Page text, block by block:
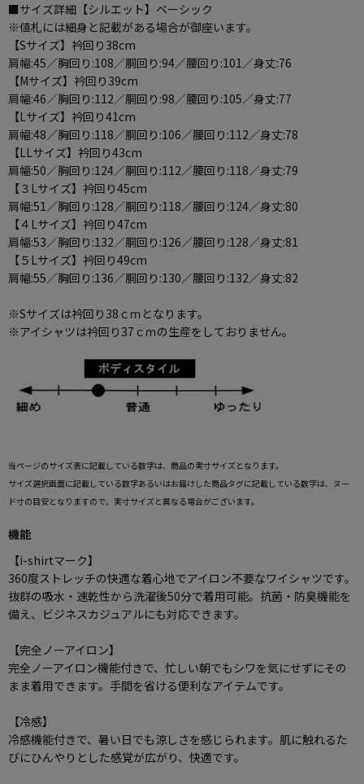
■サイズ詳細【シルエット】ベーシック
※値札には細身と記載がある場合が御座います。
【Sサイズ】衿回り38cm
肩幅:45／胸回り:108／胴回り:94／腰回り:101／身丈:76
【Mサイズ】衿回り39cm
肩幅:46／胸回り:112／胴回り:98／腰回り:105／身丈:77
【Lサイズ】衿回り41cm
肩幅:48／胸回り:118／胴回り:106／腰回り:112／身丈:78
【LLサイズ】衿回り43cm
肩幅:50／胸回り:124／胴回り:112／腰回り:118／身丈:79
【３Lサイズ】衿回り45cm
肩幅:51／胸回り:128／胴回り:118／腰回り:124／身丈:80
【４Lサイズ】衿回り47cm
肩幅:53／胸回り:132／胴回り:126／腰回り:128／身丈:81
【５Lサイズ】衿回り49cm
肩幅:55／胸回り:136／胴回り:130／腰回り:132／身丈:82
※Sサイズは衿回り38ｃｍとなります。
※アイシャツは衿回り37ｃｍの生産をしておりません。
当ページのサイズ表に記載している数字は、商品の実寸サイズとなります。
サイズ選択画面に記載している数字あるいはお届けした商品タグに記載している数字は、ヌー
ド寸の目安となりますので、実寸サイズと異なる場合がございます。
機能
【i-shirtマーク】
360度ストレッチの快適な着心地でアイロン不要なワイシャツです。
抜群の吸水・速乾性から洗濯後50分で着用可能。抗菌・防臭機能を
備え、ビジネスカジュアルにも対応できます。
【完全ノーアイロン】
完全ノーアイロン機能付きで、忙しい朝でもシワを気にせずにその
まま着用できます。手間を省ける便利なアイテムです。
【冷感】
冷感機能付きで、暑い日でも涼しさを感じられます。肌に触れるた
びにひんやりとした感覚が広がり、快適です。